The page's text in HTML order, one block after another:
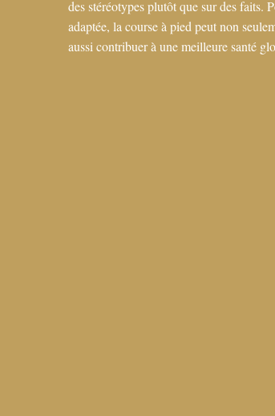
des stéréotypes plutôt que sur des faits.
adaptée, la course à pied peut non
aussi contribuer à une meilleure santé